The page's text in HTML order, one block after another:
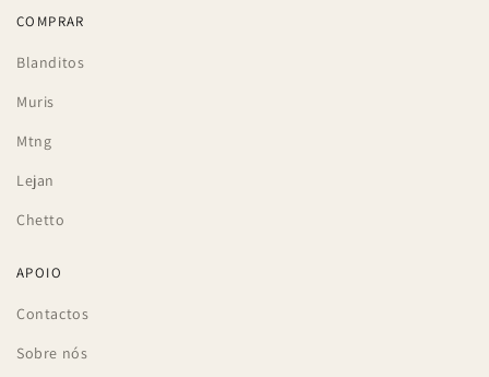
COMPRAR
Blanditos
Muris
Mtng
Lejan
Chetto
APOIO
Contactos
Sobre nós